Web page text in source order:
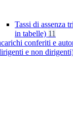
Tassi di assenza
in tabelle) 11
conferiti e
e non